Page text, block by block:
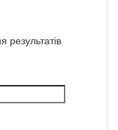
результатів